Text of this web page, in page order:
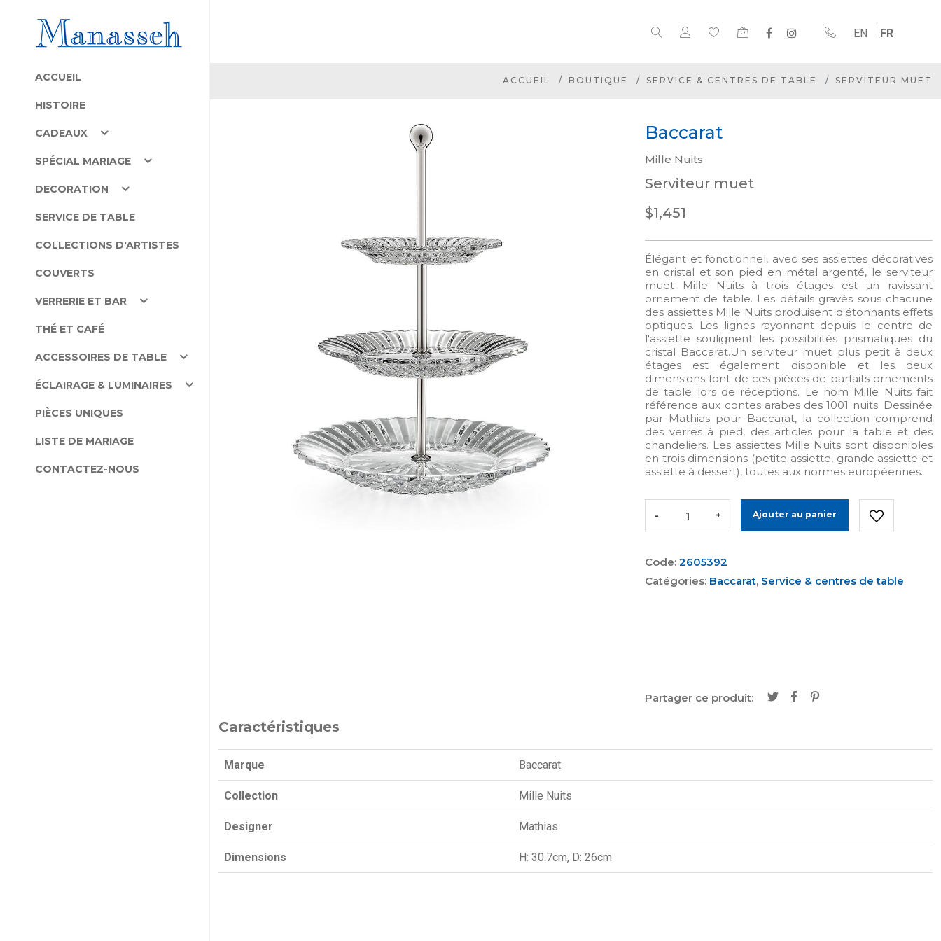
EN FR
ACCUEIL
HISTOIRE
CADEAUX
SPÉCIAL MARIAGE
DECORATION
SERVICE DE TABLE
COLLECTIONS D'ARTISTES
COUVERTS
VERRERIE ET BAR
THÉ ET CAFÉ
ACCESSOIRES DE TABLE
ÉCLAIRAGE & LUMINAIRES
PIÈCES UNIQUES
LISTE DE MARIAGE
CONTACTEZ-NOUS
ACCUEIL BOUTIQUE SERVICE & CENTRES DE TABLE SERVITEUR MUET
Baccarat
Mille Nuits
Serviteur muet
$1,451
Élégant et fonctionnel, avec ses assiettes décoratives
en cristal et son pied en métal argenté, le serviteur
muet Mille Nuits à trois étages est un ravissant
ornement de table. Les détails gravés sous chacune
des assiettes Mille Nuits produisent d'étonnants effets
optiques. Les lignes rayonnant depuis le centre de
l'assiette soulignent les possibilités prismatiques du
cristal Baccarat.Un serviteur muet plus petit à deux
étages est également disponible et les deux
dimensions font de ces pièces de parfaits ornements
de table lors de réceptions. Le nom Mille Nuits fait
référence aux contes arabes des 1001 nuits. Dessinée
par Mathias pour Baccarat, la collection comprend
des verres à pied, des articles pour la table et des
chandeliers. Les assiettes Mille Nuits sont disponibles
en trois dimensions (petite assiette, grande assiette et
assiette à dessert), toutes aux normes européennes.
- + Ajouter au panier
Code: 2605392
Catégories: Baccarat, Service & centres de table
Partager ce produit:
Caractéristiques
Marque Baccarat
Collection Mille Nuits
Designer Mathias
Dimensions H: 30.7cm, D: 26cm